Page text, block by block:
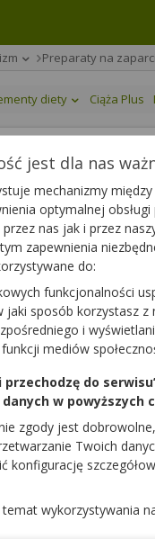
Preparaty na
diety Ciąża Plus
Pytania
jest dla nas
mechanizmy
optymalnej
nas jak i przez
zapewnienia
do:
funkcjonalności
jaki sposób korzystasz z
i
mediów
przechodzę do
w powyższych
zgody jest
Twoich
konfigurację
wykorzystywania